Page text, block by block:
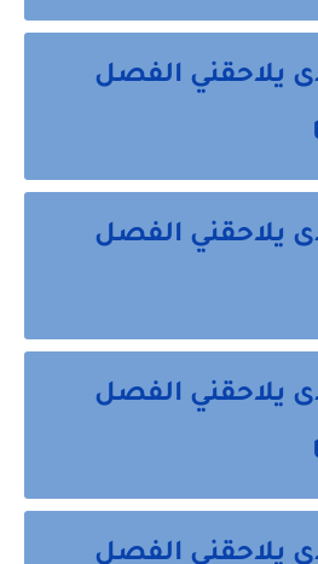
يلاحقني الفصل
يلاحقني الفصل
يلاحقني الفصل
يلاحقني الفصل